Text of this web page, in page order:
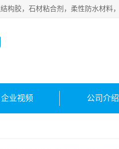
企业视频 公司介绍